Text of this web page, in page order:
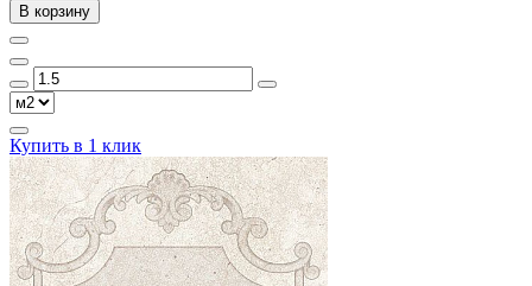
В корзину
Купить в 1 клик